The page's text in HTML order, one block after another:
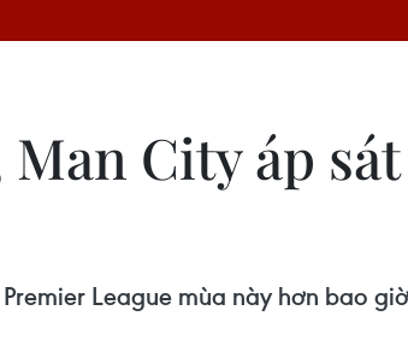
City áp
League mùa này hơn bao